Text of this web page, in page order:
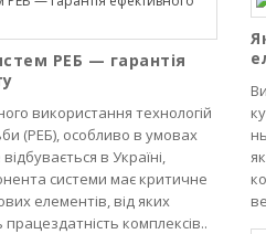
РЕБ — гарантія
використання технологій
(РЕБ), особливо в умовах
в Україні,
системи має критичне
елементів, від яких
комплексів..